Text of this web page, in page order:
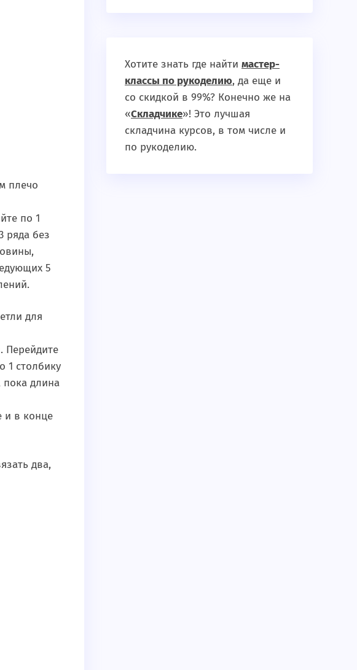
плечо
по 1
ряда без
5
для
Перейдите
1 столбику
длина
и в конце
два,
Хотите знать где найти мастер-
классы по рукоделию, да еще и
со скидкой в 99%? Конечно же на
«Складчике»! Это лучшая
складчина курсов, в том числе и
по рукоделию.